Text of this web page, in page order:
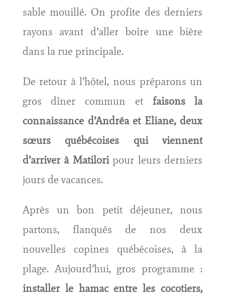
sable mouillé. On profite des derniers
rayons avant d’aller boire une bière
dans la rue principale.
De retour à l’hôtel, nous préparons un
gros dîner commun etfaisons la
connaissance d’Andréa et Eliane, deux
sœurs québécoises qui viennent
d’arriver à Matiloripour leurs derniers
jours de vacances.
Après un bon petit déjeuner, nous
partons, flanqués de nos deux
nouvelles copines québécoises, à la
plage. Aujourd’hui, gros programme :
installer le hamac entre les cocotiers,